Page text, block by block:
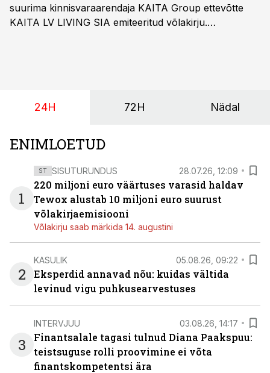
suurima kinnisvaraarendaja KAITA Group ettevõtte
KAITA LV LIVING SIA emiteeritud võlakirju.
24H 72H Nädal
ENIMLOETUD
1
ST SISUTURUNDUS 28.07.26, 12:09
220 miljoni euro väärtuses varasid haldav
Tewox alustab 10 miljoni euro suurust
võlakirjaemisiooni
Võlakirju saab märkida 14. augustini
2
KASULIK 05.08.26, 09:22
Eksperdid annavad nõu: kuidas vältida
levinud vigu puhkusearvestuses
3
INTERVJUU 03.08.26, 14:17
Finantsalale tagasi tulnud Diana Paakspuu:
teistsuguse rolli proovimine ei võta
finantskompetentsi ära